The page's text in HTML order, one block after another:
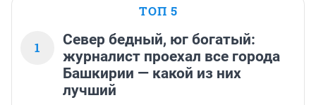
ТОП 5
1
Север бедный, юг богатый:
журналист проехал все города
Башкирии — какой из них
лучший